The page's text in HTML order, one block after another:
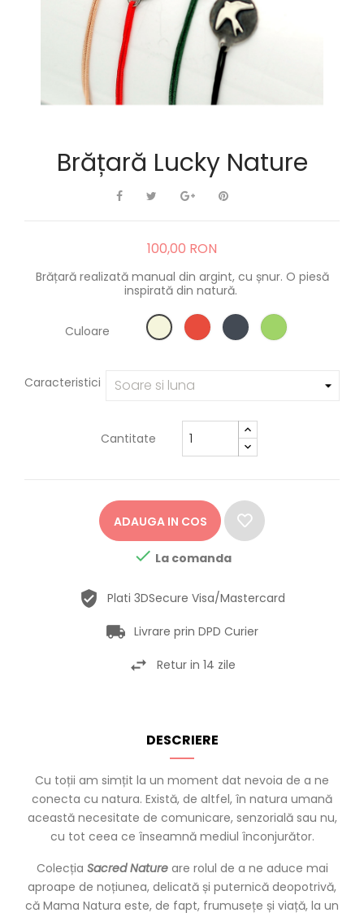
Brățară Lucky Nature
100,00 RON
Brățară realizată manual din argint, cu șnur. O piesă
inspirată din natură.
Culoare
Caracteristici
Cantitate
ADAUGA IN COS
 La comanda
Plati 3DSecure Visa/Mastercard
Livrare prin DPD Curier
Retur in 14 zile
DESCRIERE
Cu toții am simțit la un moment dat nevoia de a ne
conecta cu natura. Există, de altfel, în natura umană
această necesitate de comunicare, senzorială sau nu,
cu tot ceea ce înseamnă mediul înconjurător.
Colecția Sacred Nature are rolul de a ne aduce mai
aproape de noțiunea, delicată și puternică deopotrivă,
că Mama Natura este, de fapt, frumusețe și viață, la un